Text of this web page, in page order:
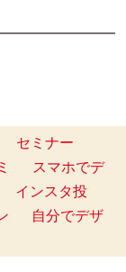
セミナー
スマホでデ
インスタ投
自分でデザ